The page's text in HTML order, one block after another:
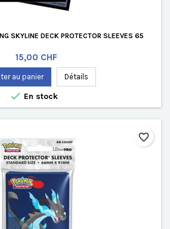
SKYLINE DECK PROTECTOR SLEEVES 65
Prix
15,00 CHF
au panier Détails
 En stock
favorite_border